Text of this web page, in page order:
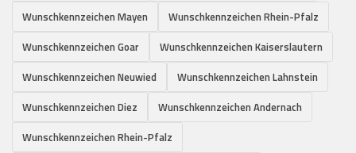
Wunschkennzeichen Mayen
Wunschkennzeichen Rhein-Pfalz
Wunschkennzeichen Goar
Wunschkennzeichen Kaiserslautern
Wunschkennzeichen Neuwied
Wunschkennzeichen Lahnstein
Wunschkennzeichen Diez
Wunschkennzeichen Andernach
Wunschkennzeichen Rhein-Pfalz